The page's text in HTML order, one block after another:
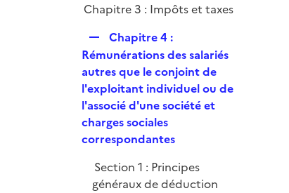
l
r
Chapitre 3 : Impôts et taxes
e
p
l
i
e
r
Chapitre 4 :
Rémunérations des salariés
autres que le conjoint de
l'exploitant individuel ou de
l'associé d'une société et
charges sociales
correspondantes
Section 1 : Principes
généraux de déduction